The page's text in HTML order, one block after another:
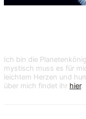
Ich bin die
mystisch muss es für
leichtem Herzen und
über mich findet ihr hier.